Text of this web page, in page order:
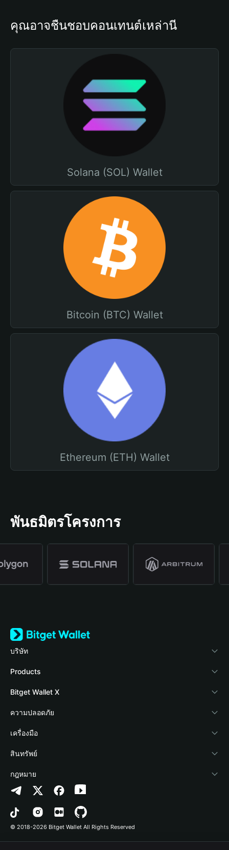
คุณอาจชื่นชอบคอนเทนต์เหล่านี้
Solana (SOL) Wallet
Bitcoin (BTC) Wallet
Ethereum (ETH) Wallet
พันธมิตรโครงการ
บริษัท
เกี่ยวกับ Bitget Wallet
Blog
Academy
ข่าวสารด้านคริปโต
ศูนย์ช่วยเหลือ
ติดต่อเรา
ทรัพยากรข้อมูลของแบรนด์
อาชีพ
Products
Crypto Card
Stablecoin Earn
Payfi Crypto
Crypto Swap API
Altcoin Season Index
Prediction Markets
DApp
Bitget Wallet X
นักพัฒนา
เชื่อมต่อ Wallet
Bitget Wallet Pay
ลิสต์โปรเจกต์
ความปลอดภัย
Protection Fund
เทคโนโลยีความปลอดภัย
เครื่องมือ
ซื้อคริปโต
การตรวจจับการอนุญาต
การตรวจจับสัญญา
การโอนเป็นชุด
สินทรัพย์
Arbitrum
Avalanche
Bitcoin
กฎหมาย
นโยบายความเป็นส่วนตัว
ข้อตกลงในการใช้บริการ
© 2018-2026 Bitget Wallet All Rights Reserved